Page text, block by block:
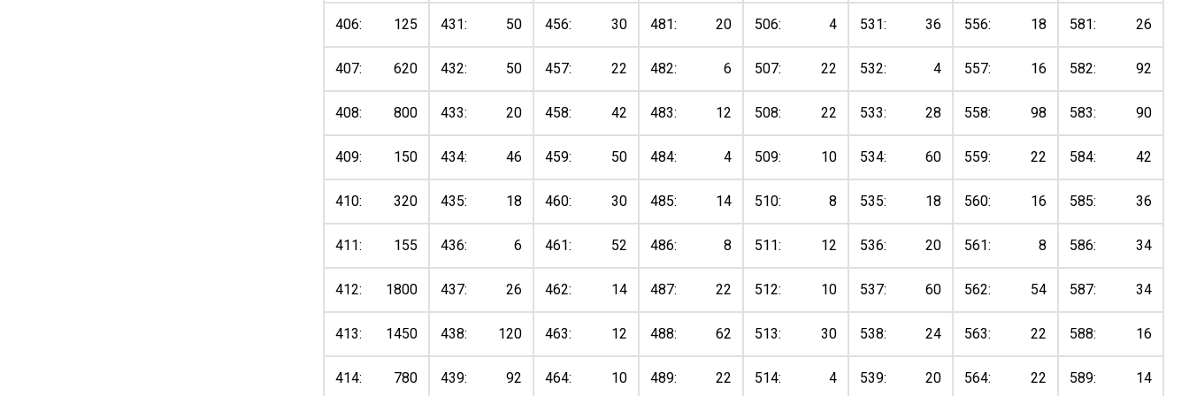
406: 125
407: 620
408: 800
409: 150
410: 320
411: 155
412: 1800
413: 1450
414: 780
431: 50
432: 50
433: 20
434: 46
435: 18
436: 6
437: 26
438: 120
439: 92
456: 30
457: 22
458: 42
459: 50
460: 30
461: 52
462: 14
463: 12
464: 10
481: 20
482: 6
483: 12
484: 4
485: 14
486: 8
487: 22
488: 62
489: 22
506: 4
507: 22
508: 22
509: 10
510: 8
511: 12
512: 10
513: 30
514: 4
531: 36
532: 4
533: 28
534: 60
535: 18
536: 20
537: 60
538: 24
539: 20
556: 18
557: 16
558: 98
559: 22
560: 16
561: 8
562: 54
563: 22
564: 22
581: 26
582: 92
583: 90
584: 42
585: 36
586: 34
587: 34
588: 16
589: 14